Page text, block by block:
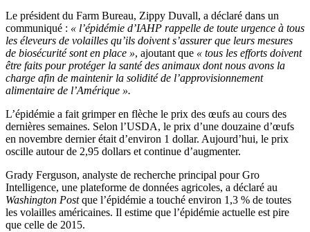
Le président du Farm Bureau, Zippy Duvall, a déclaré dans un
communiqué : « l’épidémie d’IAHP rappelle de toute urgence à tous
les éleveurs de volailles qu’ils doivent s’assurer que leurs mesures
de biosécurité sont en place », ajoutant que « tous les efforts doivent
être faits pour protéger la santé des animaux dont nous avons la
charge afin de maintenir la solidité de l’approvisionnement
alimentaire de l’Amérique ».
L’épidémie a fait grimper en flèche le prix des œufs au cours des
dernières semaines. Selon l’USDA, le prix d’une douzaine d’œufs
en novembre dernier était d’environ 1 dollar. Aujourd’hui, le prix
oscille autour de 2,95 dollars et continue d’augmenter.
Grady Ferguson, analyste de recherche principal pour Gro
Intelligence, une plateforme de données agricoles, a déclaré au
Washington Postque l’épidémie a touché environ 1,3 % de toutes
les volailles américaines. Il estime que l’épidémie actuelle est pire
que celle de 2015.